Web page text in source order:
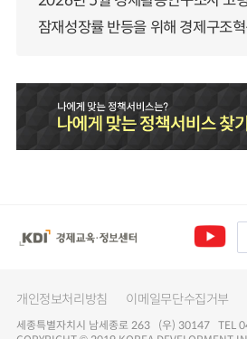
개인정보처리방침 이메일무단수집거부
세종특별자치시 남세종로 263 (우) 30147 TEL